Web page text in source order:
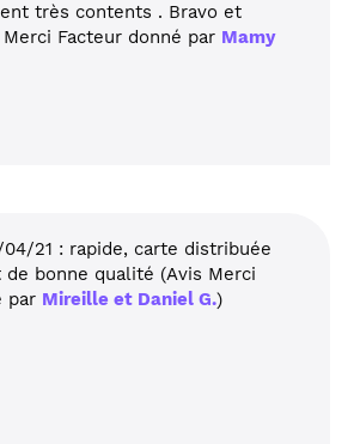
très contents . Bravo et
Facteur donné par Mamy
04/21 : rapide, carte distribuée
bonne qualité (Avis Merci
par Mireille et Daniel G.)